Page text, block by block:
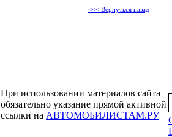
<<< Вернуться назад
При использовании материалов сайта
обязательно указание прямой активной
ссылки на АВТОМОБИЛИСТАМ.РУ